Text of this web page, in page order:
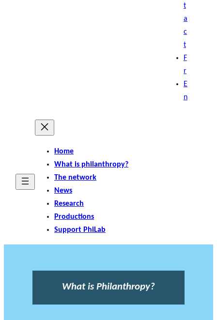
t
a
c
t
F
r
E
n
Home
What is philanthropy?
The network
News
Research
Productions
Support PhiLab
What is Philanthropy?